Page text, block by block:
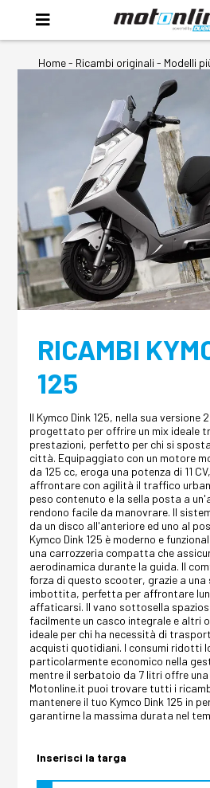
Home- Ricambi originali - Modelli
RICAMBI
125
Il Kymco Dink 125, nella sua versione
progettato per offrire un mix ideale
prestazioni, perfetto per chi si
città. Equipaggiato con un motore
da 125 cc, eroga una potenza di 11
affrontare con agilità il traffico
peso contenuto e la sella posta a
rendono facile da manovrare. Il
da un disco all'anteriore ed uno al
Kymco Dink 125 è moderno e
una carrozzeria compatta che
aerodinamica durante la guida. Il
forza di questo scooter, grazie a una
imbottita, perfetta per affrontare
affaticarsi. Il vano sottosella
facilmente un casco integrale e altri
ideale per chi ha necessità di
acquisti quotidiani. I consumi ridotti
particolarmente economico nella
mentre il serbatoio da 7 litri offre
Motonline.it puoi trovare tutti i
mantenere il tuo Kymco Dink 125 in
garantirne la massima durata nel
Inserisci la targa